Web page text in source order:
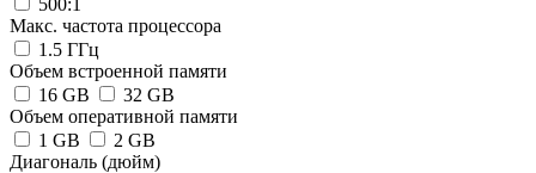
Макс. частота процессора
1.5 ГГц
Объем встроенной памяти
16 GB
32 GB
Объем оперативной памяти
1 GB
2 GB
Диагональ (дюйм)